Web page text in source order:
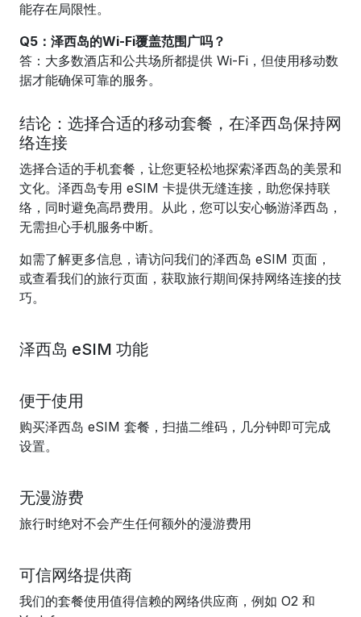
能存在局限性。
Q5：泽西岛的Wi-Fi覆盖范围广吗？
答：大多数酒店和公共场所都提供 Wi-Fi，但使用移动数
据才能确保可靠的服务。
结论：选择合适的移动套餐，在泽西岛保持网
络连接
选择合适的手机套餐，让您更轻松地探索泽西岛的美景和
文化。泽西岛专用 eSIM 卡提供无缝连接，助您保持联
络，同时避免高昂费用。从此，您可以安心畅游泽西岛，
无需担心手机服务中断。
如需了解更多信息，请访问我们的泽西岛 eSIM 页面，
或查看我们的旅行页面，获取旅行期间保持网络连接的技
巧。
泽西岛 eSIM 功能
便于使用
购买泽西岛 eSIM 套餐，扫描二维码，几分钟即可完成
设置。
无漫游费
旅行时绝对不会产生任何额外的漫游费用
可信网络提供商
我们的套餐使用值得信赖的网络供应商，例如 O2 和